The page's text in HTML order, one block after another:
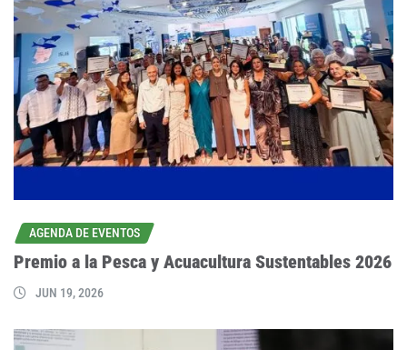
AGENDA DE EVENTOS
Premio a la Pesca y Acuacultura Sustentables 2026
JUN 19, 2026